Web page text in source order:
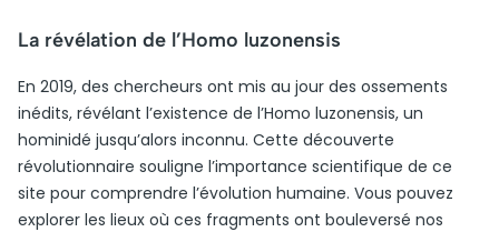
La révélation de l’Homo luzonensis
En 2019, des chercheurs ont mis au jour des ossements
inédits, révélant l’existence de l’Homo luzonensis, un
hominidé jusqu’alors inconnu. Cette découverte
révolutionnaire souligne l’importance scientifique de ce
site pour comprendre l’évolution humaine. Vous pouvez
explorer les lieux où ces fragments ont bouleversé nos